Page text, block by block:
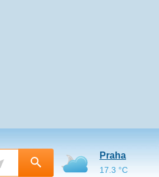
Praha
17.3 °C